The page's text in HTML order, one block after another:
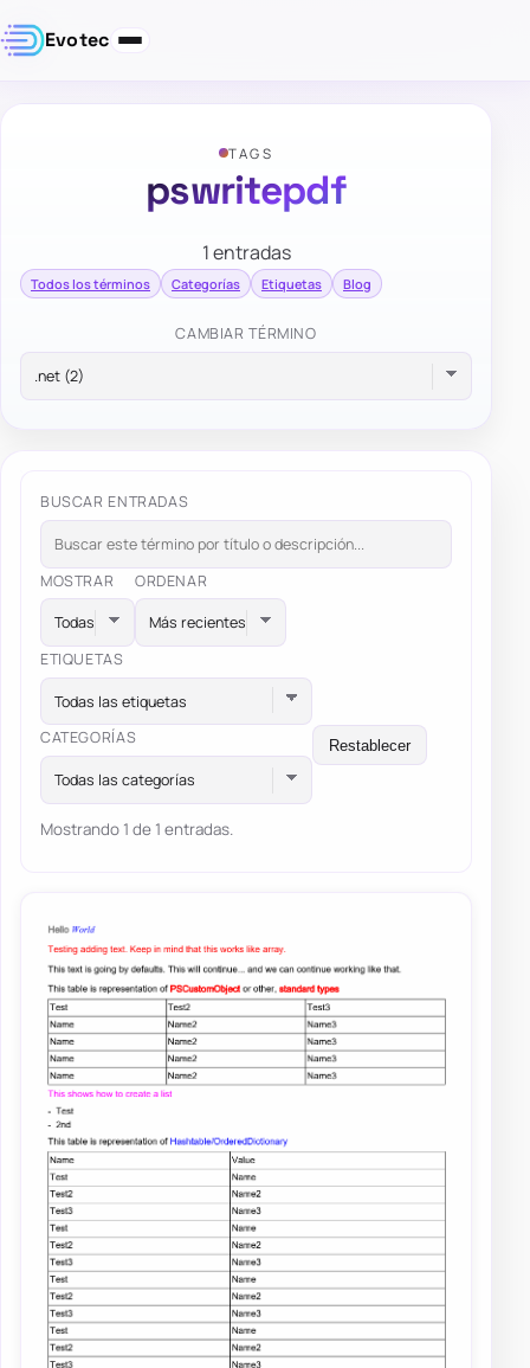
Evotec
TAGS
pswritepdf
1 entradas
Todos los términos Categorías Etiquetas Blog
CAMBIAR TÉRMINO
BUSCAR ENTRADAS
MOSTRAR ORDENAR
ETIQUETAS
Todas las etiquetas
CATEGORÍAS
Todas las categorías
Restablecer
Mostrando 1 de 1 entradas.